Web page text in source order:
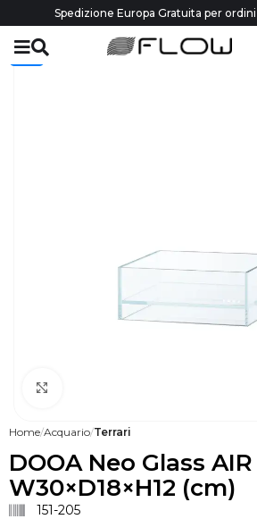
Spedizione Europa Gratuita per
Home Acquario Terrari
DOOA Neo Glass AIR
W30×D18×H12 (cm)
151-205